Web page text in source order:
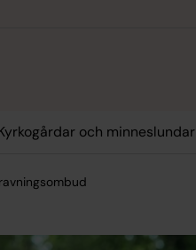
och minneslundar